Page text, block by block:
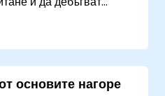
на решения и
на работното място.
основите нагоре